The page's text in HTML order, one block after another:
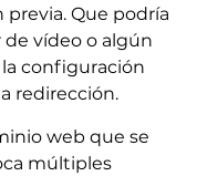
Que podría
vídeo o algún
configuración
redirección.
web que se
múltiples